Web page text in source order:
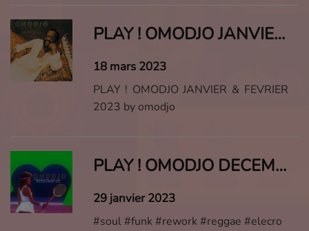
PLAY ! OMODJO JANVIER & FEVRIER 2023
18 mars 2023
PLAY ! OMODJO JANVIER & FEVRIER
2023 by omodjo
PLAY ! OMODJO DECEMBRE 2022
29 janvier 2023
#soul #funk #rework #reggae #elecro